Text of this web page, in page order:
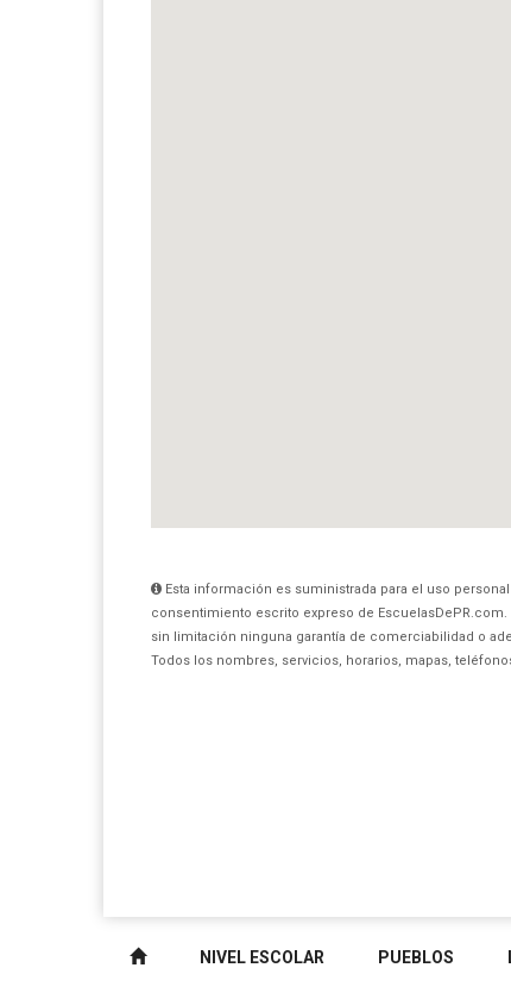
Esta información es suministrada para el uso
consentimiento escrito expreso de
sin limitación ninguna garantía de comerciabilidad o
Todos los nombres, servicios, horarios, mapas,
NIVEL ESCOLAR PUEBLOS